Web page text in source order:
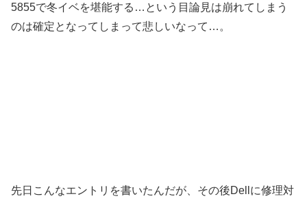
5855で冬イベを堪能する…という目論見は崩れてしまう
のは確定となってしまって悲しいなって…。
先日こんなエントリを書いたんだが、その後Dellに修理対